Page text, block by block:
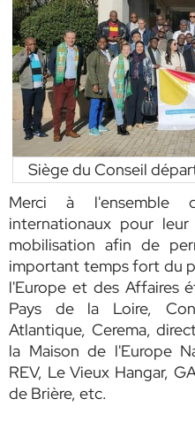
Siège du Conseil
Merci à l'ensemble
internationaux pour
mobilisation afin de
important temps fort du
l'Europe et des Affaires
Pays de la Loire,
Atlantique, Cerema,
la Maison de l'Europe
REV, Le Vieux Hangar,
de Brière, etc.